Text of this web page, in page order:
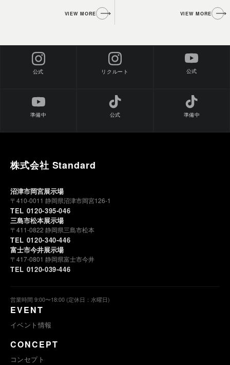
VIEW MORE VIEW MORE
公式 リクルート 公式
準備中 公式 準備中
株式会社 Standard
沼津市岡宮展示場
〒410-0011 静岡県沼津市岡宮126-1
TEL 0120-395-046
三島市松本展示場
〒411-0822 静岡県三島市松本
TEL 0120-340-446
富士市今井展示場
〒417-0801 静岡県富士市今井
TEL 0120-039-446
営業時間 9:00〜18:00 (定休日：水曜日)
EVENT
イベント情報
CONCEPT
コンセプト